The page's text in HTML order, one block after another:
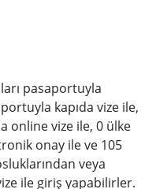
pasaportuyla
kapıda vize ile,
online vize ile, 0 ülke
onay ile ve 105
veya
ile giriş yapabilirler.